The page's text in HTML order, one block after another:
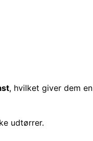
, hvilket giver dem en
udtørrer.